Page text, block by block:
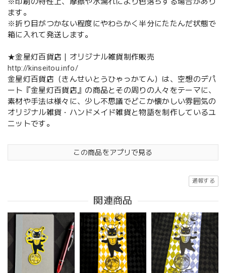
ます。
※折り目がつかない程度にやわらかく半分にたたんだ状態で
箱に入れて発送します。
★金星灯百貨店｜オリジナル雑貨制作販売
http://kinseitou.info/
金星灯百貨店（きんせいとうひゃっかてん）は、空想のデパ
ート『金星灯百貨店』の商品とその周りの人々をテーマに、
素材や手法は様々に、少し不思議でどこか懐かしい雰囲気の
オリジナル雑貨・ハンドメイド雑貨と物語を制作しているユ
ニットです。
この商品をアプリで見る
通報する
関連商品